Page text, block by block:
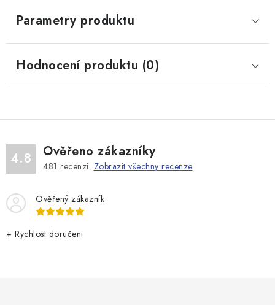
Parametry produktu
Hodnocení produktu (0)
4.8 Ověřeno zákazníky
481 recenzí. Zobrazit všechny recenze
Ověřený zákazník
+ Rychlost doručeni